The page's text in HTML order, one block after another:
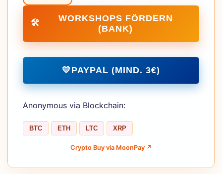
🛠️
WORKSHOPS FÖRDERN
(BANK)
💛PAYPAL (MIND. 3€)
Anonymous via Blockchain:
BTC ETH LTC XRP
Crypto Buy via MoonPay ↗